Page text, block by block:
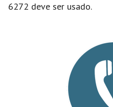
6272 deve ser usado.